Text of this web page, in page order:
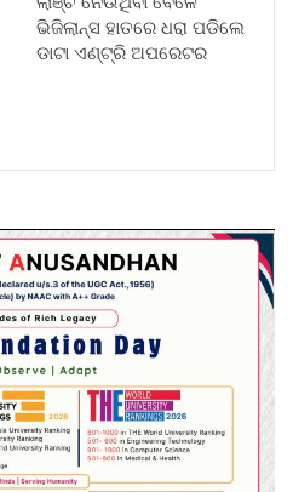
ଭିଜିଲାନ୍ସ ହାତରେ ଧରା ପଡିଲେ
ଡାଟା ଏଣ୍ଟ୍ରି ଅପରେଟର